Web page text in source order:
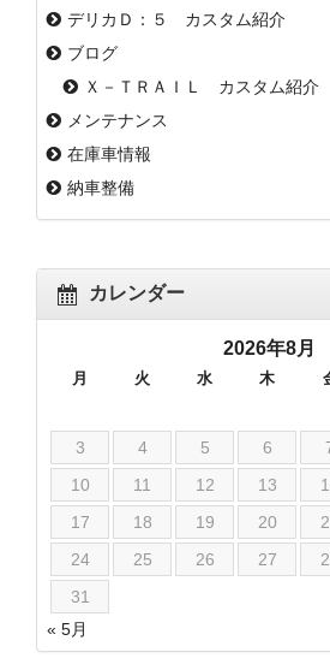
デリカＤ：５ カスタム紹介
ブログ
Ｘ－ＴＲＡＩＬ カスタム紹介
メンテナンス
在庫車情報
納車整備
カレンダー
2026年8月
月 火 水 木
3
4 5 6
10
11 12 13
17
18 19 20
24
25 26 27
31
« 5月